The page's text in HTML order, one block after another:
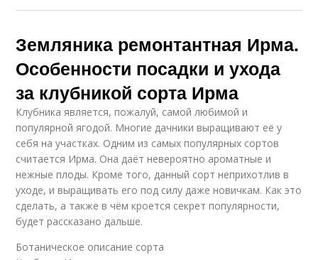
Земляника ремонтантная Ирма.
Особенности посадки и ухода
за клубникой сорта Ирма
Клубника является, пожалуй, самой любимой и
популярной ягодой. Многие дачники выращивают её у
себя на участках. Одним из самых популярных сортов
считается Ирма. Она даёт невероятно ароматные и
нежные плоды. Кроме того, данный сорт неприхотлив в
уходе, и выращивать его под силу даже новичкам. Как это
сделать, а также в чём кроется секрет популярности,
будет рассказано дальше.
Ботаническое описание сорта